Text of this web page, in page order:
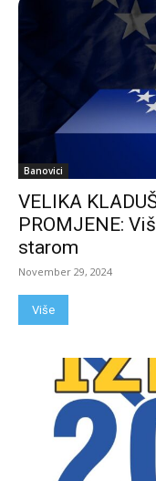
Banovici
VELIKA
PROMJENE:
starom
November 29, 2024
Više